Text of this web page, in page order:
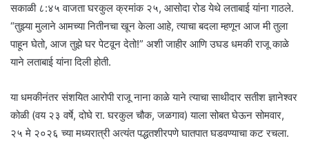
सकाळी ८:४५ वाजता घरकुल क्रमांक २५, आसोदा रोड येथे लताबाई यांना गाठले.
“तुझ्या मुलाने आमच्या नितीनचा खून केला आहे, त्याचा बदला म्हणून आज मी तुला
पाहून घेतो, आज तुझे घर पेटवून देतो!” अशी जाहीर आणि उघड धमकी राजू काळे
याने लताबाई यांना दिली होती.
या धमकीनंतर संशयित आरोपी राजू नाना काळे याने त्याचा साथीदार सतीश ज्ञानेश्वर
कोळी (वय २३ वर्षे, दोघे रा. घरकुल चौक, जळगाव) याला सोबत घेऊन सोमवार,
२५ मे २०२६ च्या मध्यरात्री अत्यंत पद्धतशीरपणे घातपात घडवण्याचा कट रचला.